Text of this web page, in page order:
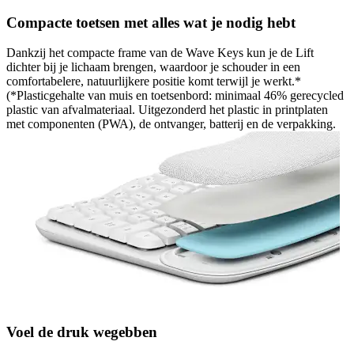
Compacte toetsen met alles wat je nodig hebt
Dankzij het compacte frame van de Wave Keys kun je de Lift
dichter bij je lichaam brengen, waardoor je schouder in een
comfortabelere, natuurlijkere positie komt terwijl je werkt.*
(*Plasticgehalte van muis en toetsenbord: minimaal 46% gerecycled
plastic van afvalmateriaal. Uitgezonderd het plastic in printplaten
met componenten (PWA), de ontvanger, batterij en de verpakking.
Voel de druk wegebben